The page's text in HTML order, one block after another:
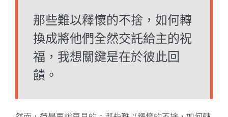
那些難以釋懷的不捨，如何轉
換成將他們全然交託給主的祝
福，我想關鍵是在於彼此回
饋。